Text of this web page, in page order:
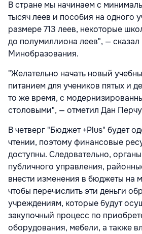
В стране мы начинаем с
тысяч леев и пособия на одного
размере 713 леев, некоторые
до полумиллиона леев", — сказал
Минобразования.
"Желательно начать новый
питанием для учеников пятых и
то же время, с
столовыми", — отметил Дан
В четверг "Бюджет +Plus" будет
чтении, поэтому финансовые
доступны. Следовательно,
публичного управления,
внести изменения в бюджеты на
чтобы перечислить эти деньги
учреждениям, которые будут
закупочный процесс по
оборудования, мебели, а также